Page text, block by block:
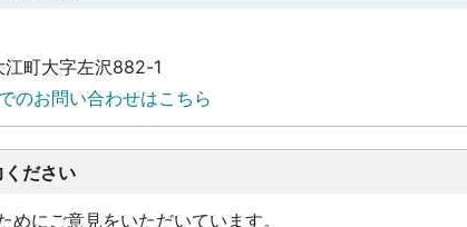
町大字左沢882-1
のお問い合わせはこちら
ださい
にご意見をいただいています。